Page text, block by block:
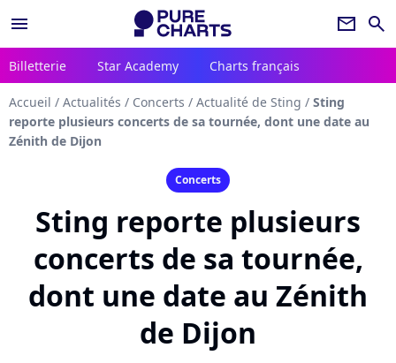
menu newsletter search
Billetterie Star Academy Charts français
Accueil / Actualités / Concerts / Actualité de Sting / Sting
reporte plusieurs concerts de sa tournée, dont une date au
Zénith de Dijon
Concerts
Sting reporte plusieurs
concerts de sa tournée,
dont une date au Zénith
de Dijon